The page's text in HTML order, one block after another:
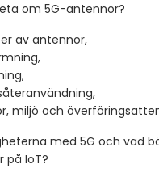
om 5G-antennor?
av antennor,
miljö och
med 5G och vad
på IoT?